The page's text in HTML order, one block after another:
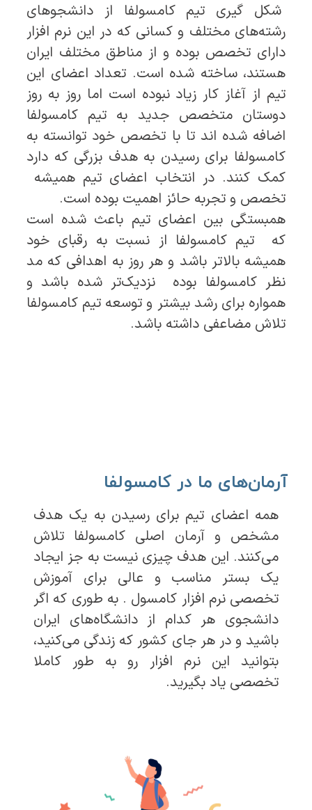
شکل گیری تیم کامسولفا از دانشجوهای
رشته‌های مختلف و کسانی که در این نرم افزار
دارای تخصص بوده و از مناطق مختلف ایران
هستند، ساخته شده است. تعداد اعضای این
تیم از آغاز کار زیاد نبوده است اما روز به روز
دوستان متخصص جدید به تیم کامسولفا
اضافه شده اند تا با تخصص خود توانسته به
کامسولفا برای رسیدن به هدف بزرگی که دارد
کمک کنند. در انتخاب اعضای تیم همیشه
تخصص و تجربه حائز اهمیت بوده است.
همبستگی بین اعضای تیم باعث شده است
که تیم کامسولفا از نسبت به رقبای خود
همیشه بالاتر باشد و هر روز به اهدافی که مد
نظر کامسولفا بوده نزدیک‌تر شده باشد و
همواره برای رشد بیشتر و توسعه تیم کامسولفا
تلاش مضاعفی داشته باشد.
آرمان‌های ما در کامسولفا
همه اعضای تیم برای رسیدن به یک هدف
مشخص و آرمان اصلی کامسولفا تلاش
می‌کنند. این هدف چیزی نیست به جز ایجاد
یک بستر مناسب و عالی برای آموزش
تخصصی نرم افزار کامسول . به طوری که اگر
دانشجوی هر کدام از دانشگاه‌های ایران
باشید و در هر جای کشور که زندگی می‌کنید،
بتوانید این نرم افزار رو به طور کاملا
تخصصی یاد بگیرید.